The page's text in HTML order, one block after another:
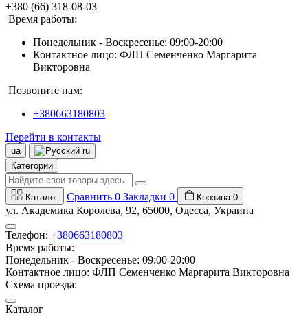
+380 (66) 318-08-03
Время работы:
Понедельник - Воскресенье: 09:00-20:00
Контактное лицо: ФЛП Семенченко Маргарита
Викторовна
Позвоните нам:
+380663180803
Перейти в контакты
ua
ru
Категории
Каталог Сравнить 0 Закладки 0 Корзина 0
ул. Академика Королева, 92, 65000, Одесса, Украина
Телефон: +380663180803
Время работы:
Понедельник - Воскресенье: 09:00-20:00
Контактное лицо: ФЛП Семенченко Маргарита Викторовна
Схема проезда:
Каталог